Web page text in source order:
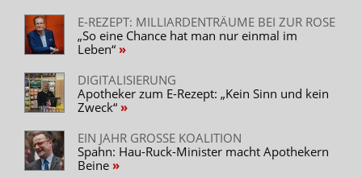
E-REZEPT: MILLIARDENTRÄUME BEI ZUR ROSE
„So eine Chance hat man nur einmal im
Leben“
DIGITALISIERUNG
Apotheker zum E-Rezept: „Kein Sinn und kein
Zweck“
EIN JAHR GROSSE KOALITION
Spahn: Hau-Ruck-Minister macht Apothekern
Beine